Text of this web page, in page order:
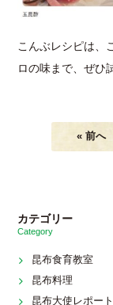
こんぶレシピは、
ロの味まで、ぜひ
« 前へ
カテゴリー
Category
昆布食育教室
昆布料理
昆布大使レポート